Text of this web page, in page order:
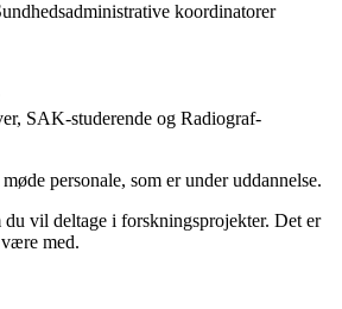
koordinatorer
SAK-studerende og Radiograf-
personale, som er under uddannelse.
vil deltage i forskningsprojekter. Det er
med.